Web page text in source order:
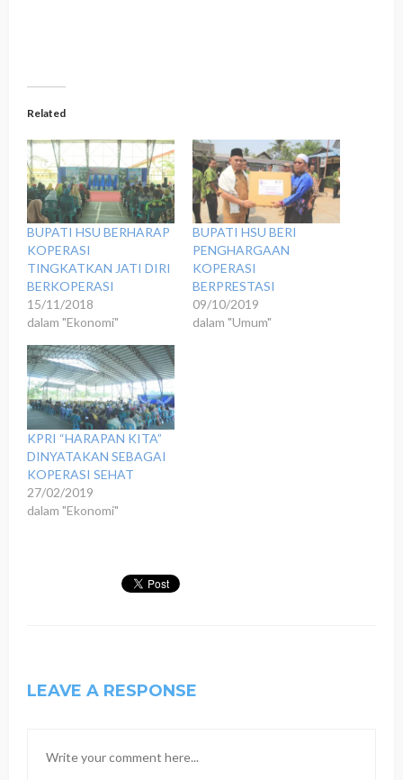
Related
BUPATI HSU BERHARAP
KOPERASI
TINGKATKAN JATI DIRI
BERKOPERASI
15/11/2018
dalam "Ekonomi"
BUPATI HSU BERI
PENGHARGAAN
KOPERASI
BERPRESTASI
09/10/2019
dalam "Umum"
KPRI “HARAPAN KITA”
DINYATAKAN SEBAGAI
KOPERASI SEHAT
27/02/2019
dalam "Ekonomi"
LEAVE A RESPONSE